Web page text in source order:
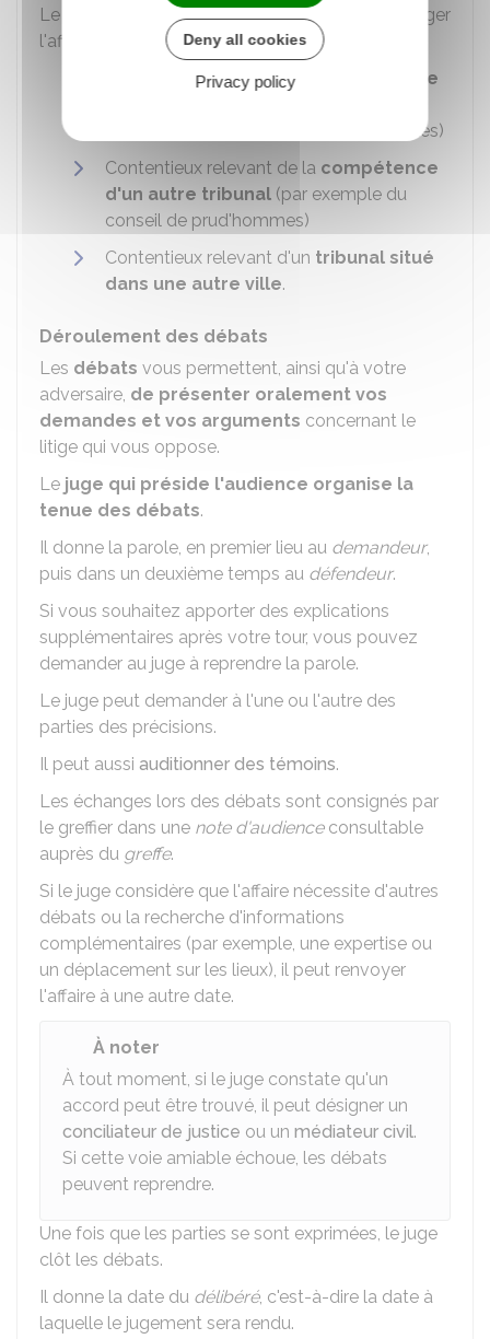
Le tribunal peut se déclarerincompétent
pour juger
l'affaire dans les cas suivants :
Contentieux relevant de la
compétence
contentieux du juge aux affaires familiales)
Contentieux relevant de la compétence
d'un autre tribunal (par exemple du
conseil de prud'hommes)
Contentieux relevant d'un tribunal situé
dans une autre ville.
Déroulement des débats
Les débats vous permettent, ainsi qu'à votre
adversaire, de présenter oralement vos
demandes et vos arguments concernant le
litige qui vous oppose.
Le juge qui préside l'audience organise la
tenue des débats.
Il donne la parole, en premier lieu au demandeur,
puis dans un deuxième temps au défendeur.
Si vous souhaitez apporter des explications
supplémentaires après votre tour, vous pouvez
demander au juge à reprendre la parole.
Le juge peut demander à l'une ou l'autre des
parties des précisions.
Il peut aussi auditionner des témoins.
Les échanges lors des débats sont consignés par
le greffier dans une note d'audienceconsultable
auprès du greffe.
Si le juge considère que l'affaire nécessite d'autres
débats ou la recherche d'informations
complémentaires (par exemple, une expertise ou
un déplacement sur les lieux), il peut renvoyer
l'affaire à une autre date.
À noter
À tout moment, si le juge constate qu'un
accord peut être trouvé, il peut désigner un
conciliateur de justice ou un médiateur civil.
Si cette voie amiable échoue, les débats
peuvent reprendre.
Une fois que les parties se sont exprimées, le juge
clôt les débats.
Il donne la date du délibéré, c'est-à-dire la date à
laquelle le jugement sera rendu.
Deny all cookies
Privacy policy